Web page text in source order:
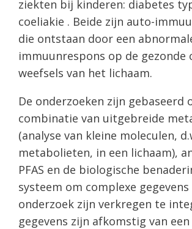
ziekten bij kinderen: diabetes
coeliakie . Beide zijn auto-
die ontstaan ​​door een
immuunrespons op de gezonde
weefsels van het lichaam.
De onderzoeken zijn gebaseerd
combinatie van uitgebreide
(analyse van kleine moleculen,
metabolieten, in een lichaam),
PFAS en de biologische
systeem om complexe
onderzoek zijn verkregen te
gegevens zijn afkomstig van